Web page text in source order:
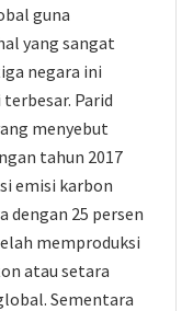
guna
yang sangat
negara ini
Parid
menyebut
tahun 2017
emisi karbon
dengan 25 persen
memproduksi
atau setara
Sementara